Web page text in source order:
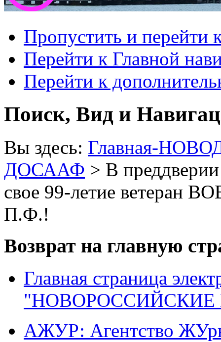
Пропустить и перейти
Перейти к Главной
Перейти к
Поиск, Вид и
Вы здесь: Главная-
ДОСААФ > В
свое 99-летие ветеран
П.Ф.!
Возврат на главную
Главная страница
"НОВОРОССИЙСКИЕ
АЖУР: Агентство